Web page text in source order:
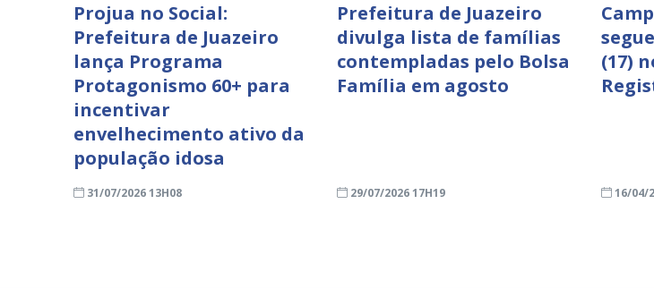
Projua no Social:
Prefeitura de Juazeiro
lança Programa
Protagonismo 60+ para
incentivar
envelhecimento ativo da
população idosa
31/07/2026 13H08
Prefeitura de Juazeiro
divulga lista de famílias
contempladas pelo Bolsa
Família em agosto
29/07/2026 17H19
(17)
16/04/